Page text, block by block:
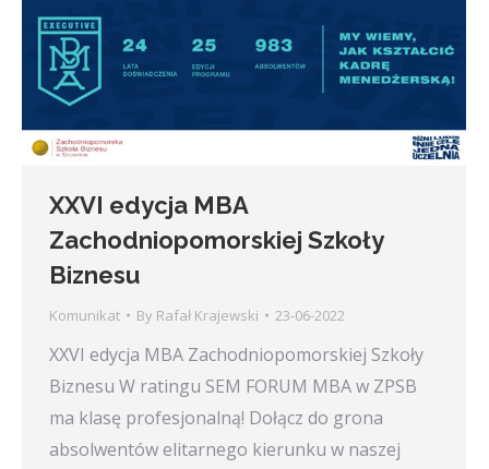
XXVI edycja MBA
Zachodniopomorskiej Szkoły
Biznesu
Komunikat By Rafał Krajewski 23-06-2022
XXVI edycja MBA Zachodniopomorskiej Szkoły
Biznesu W ratingu SEM FORUM MBA w ZPSB
ma klasę profesjonalną! Dołącz do grona
absolwentów elitarnego kierunku w naszej